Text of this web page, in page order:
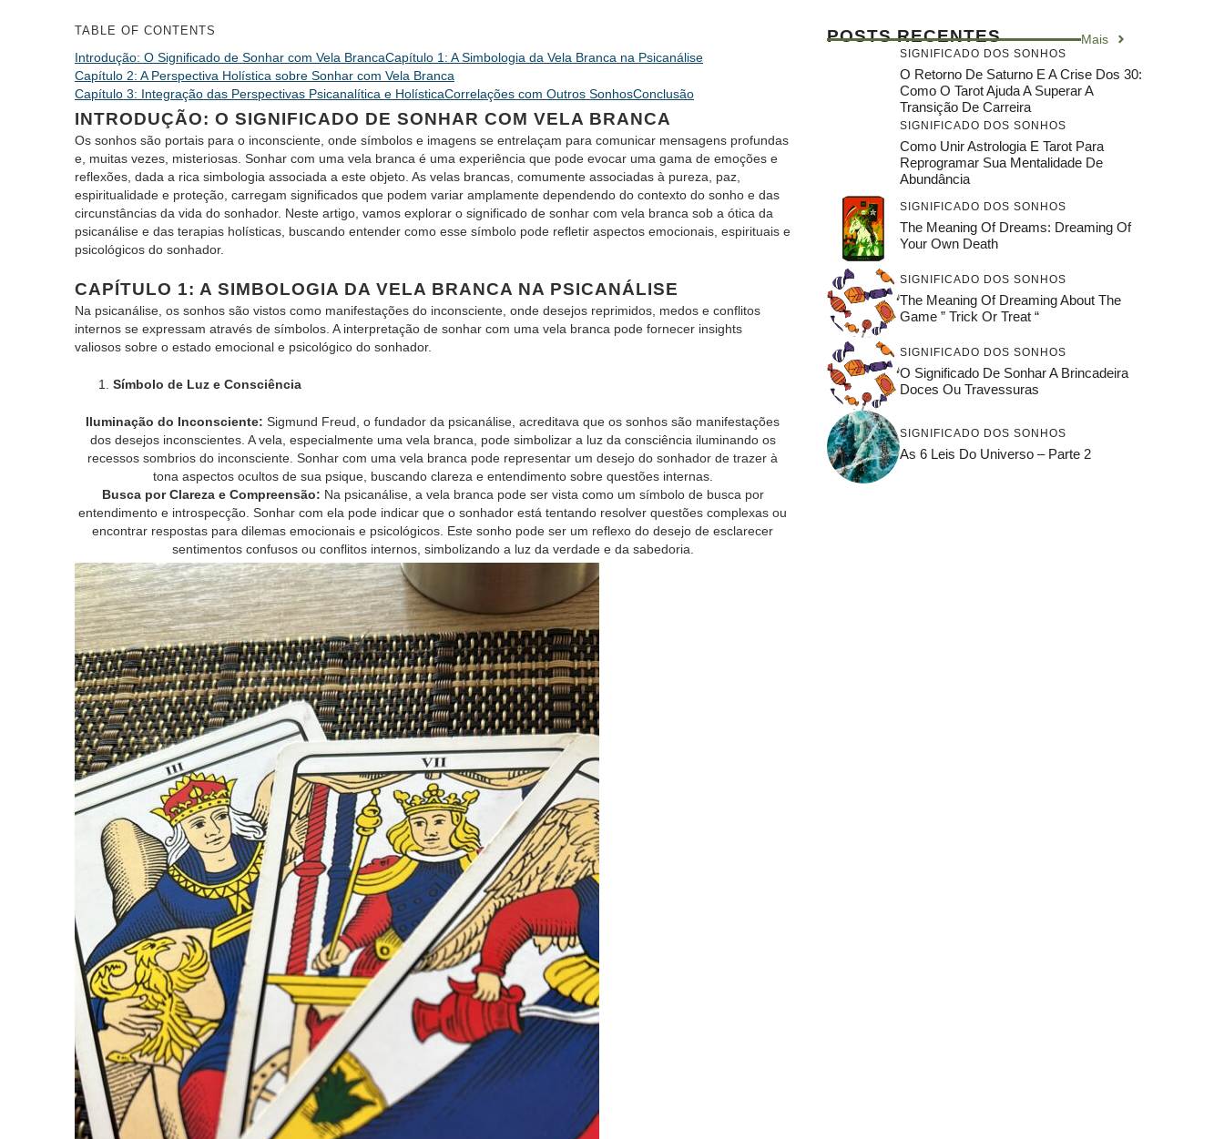
TABLE OF CONTENTS
Introdução: O Significado de Sonhar com Vela BrancaCapítulo 1: A Simbologia da Vela Branca na Psicanálise
Capítulo 2: A Perspectiva Holística sobre Sonhar com Vela Branca
Capítulo 3: Integração das Perspectivas Psicanalítica e HolísticaCorrelações com Outros SonhosConclusão
INTRODUÇÃO: O SIGNIFICADO DE SONHAR COM VELA BRANCA
Os sonhos são portais para o inconsciente, onde símbolos e imagens se entrelaçam para comunicar mensagens profundas
e, muitas vezes, misteriosas. Sonhar com uma vela branca é uma experiência que pode evocar uma gama de emoções e
reflexões, dada a rica simbologia associada a este objeto. As velas brancas, comumente associadas à pureza, paz,
espiritualidade e proteção, carregam significados que podem variar amplamente dependendo do contexto do sonho e das
circunstâncias da vida do sonhador. Neste artigo, vamos explorar o significado de sonhar com vela branca sob a ótica da
psicanálise e das terapias holísticas, buscando entender como esse símbolo pode refletir aspectos emocionais, espirituais e
psicológicos do sonhador.
CAPÍTULO 1: A SIMBOLOGIA DA VELA BRANCA NA PSICANÁLISE
Na psicanálise, os sonhos são vistos como manifestações do inconsciente, onde desejos reprimidos, medos e conflitos
internos se expressam através de símbolos. A interpretação de sonhar com uma vela branca pode fornecer insights
valiosos sobre o estado emocional e psicológico do sonhador.
Símbolo de Luz e Consciência
Iluminação do Inconsciente: Sigmund Freud, o fundador da psicanálise, acreditava que os sonhos são manifestações
dos desejos inconscientes. A vela, especialmente uma vela branca, pode simbolizar a luz da consciência iluminando os
recessos sombrios do inconsciente. Sonhar com uma vela branca pode representar um desejo do sonhador de trazer à
tona aspectos ocultos de sua psique, buscando clareza e entendimento sobre questões internas.
Busca por Clareza e Compreensão: Na psicanálise, a vela branca pode ser vista como um símbolo de busca por
entendimento e introspecção. Sonhar com ela pode indicar que o sonhador está tentando resolver questões complexas ou
encontrar respostas para dilemas emocionais e psicológicos. Este sonho pode ser um reflexo do desejo de esclarecer
sentimentos confusos ou conflitos internos, simbolizando a luz da verdade e da sabedoria.
POSTS RECENTES Mais
SIGNIFICADO DOS SONHOS
O Retorno De Saturno E A Crise Dos 30:
Como O Tarot Ajuda A Superar A
Transição De Carreira
SIGNIFICADO DOS SONHOS
Como Unir Astrologia E Tarot Para
Reprogramar Sua Mentalidade De
Abundância
SIGNIFICADO DOS SONHOS
The Meaning Of Dreams: Dreaming Of
Your Own Death
SIGNIFICADO DOS SONHOS
The Meaning Of Dreaming About The
Game ” Trick Or Treat “
SIGNIFICADO DOS SONHOS
O Significado De Sonhar A Brincadeira
Doces Ou Travessuras
SIGNIFICADO DOS SONHOS
As 6 Leis Do Universo – Parte 2